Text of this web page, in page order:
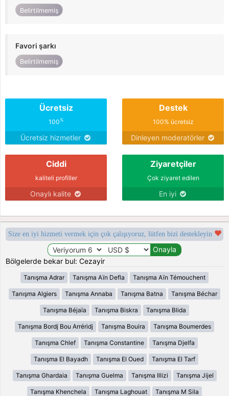
Belirtilmemiş
Favori şarkı
Belirtilmemiş
Ücretsiz
100%
Ücretsiz hizmetler
Destek
100% ücretsiz
Dinleyen moderatörler
Ciddi
kaliteli profiller
Onaylı kalite
Ziyaretçiler
Çok ziyaret edilen
En iyi
Size en iyi hizmeti vermek için çok çalışıyoruz, lütfen bizi destekleyin
Bölgelerde bekar bul: Cezayir
Tanışma Adrar Tanışma Aïn Defla Tanışma Aïn Témouchent
Tanışma Algiers Tanışma Annaba Tanışma Batna Tanışma Béchar
Tanışma Béjaïa Tanışma Biskra Tanışma Blida
Tanışma Bordj Bou Arréridj Tanışma Bouira Tanışma Boumerdes
Tanışma Chlef Tanışma Constantine Tanışma Djelfa
Tanışma El Bayadh Tanışma El Oued Tanışma El Tarf
Tanışma Ghardaia Tanışma Guelma Tanışma Illizi Tanışma Jijel
Tanışma Khenchela Tanışma Laghouat Tanışma M Sila